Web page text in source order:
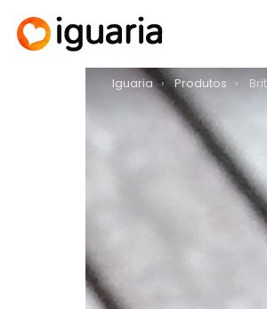
You are here:
Iguaria Produtos